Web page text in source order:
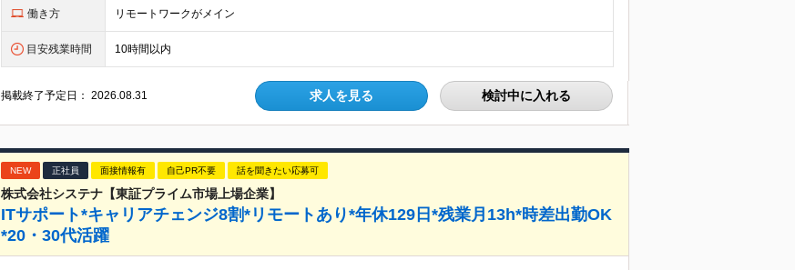
働き方 リモートワークがメイン
目安残業時間 10時間以内
掲載終了予定日：2026.08.31 求人を見る 検討中に入れる
NEW 正社員 面接情報有 自己PR不要 話を聞きたい応募可
株式会社システナ【東証プライム市場上場企業】
ITサポート*キャリアチェンジ8割*リモートあり*年休129日*残業月13h*時差出勤OK
*20・30代活躍